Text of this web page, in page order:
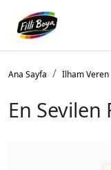
Ana Sayfa İlham
En Sevilen